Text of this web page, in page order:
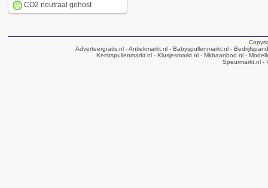
CO2 neutraal gehost
Adverteergratis.nl - Antiekmarkt.nl - Babyspullenmarkt.nl -
Kerstspullenmarkt.nl - Klusjesmarkt.nl - Mkbaanbod.nl -
Speurmarkt.nl -